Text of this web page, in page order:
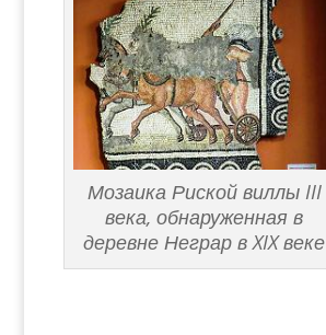
Мозаика Риской виллы III
века, обнаруженная в
деревне Неграр в XIX веке